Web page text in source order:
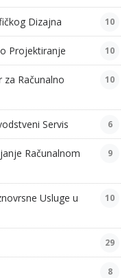
Dizajna 10
Projektiranje 10
za Računalno
10
Servis 6
Računalnom
9
Usluge u
10
29
8